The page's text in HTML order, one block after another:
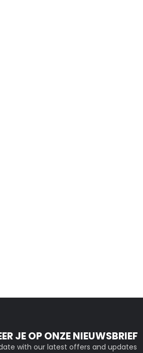
JE OP ONZE NIEUWSBRIEF
with our latest offers and updates